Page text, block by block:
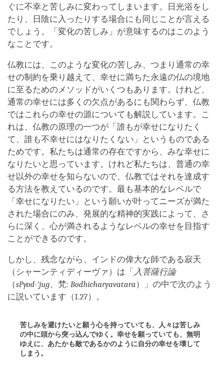
ぐに不幸と苦しみに変わってしまいます。日光浴をし
たり、日陰に入ったりする場合にも同じことが言える
でしょう。「変化の苦しみ」が意味するのはこのよう
なことです。
仏教には、このような変化の苦しみ、つまり通常の幸
せの制約を乗り越えて、幸せに満ちた永遠の仏の境地
に至るためのメソッドがいくつもあります。けれど、
通常の幸せには多くの欠点があるにも関わらず、仏教
ではこれらの幸せの源についても解説しています。こ
れは、仏教の原理の一つが「誰もが幸せになりたく
て、誰も不幸せにはなりたくない」というものである
ためです。私たちは通常の存在ですから、みな幸せに
なりたいと思っています。けれど私たちは、普通の幸
せ以外の幸せを知らないので、仏教ではそれを達成す
る方法を教えているのです。最も基本的なレベルで
「幸せになりたい」という願いが叶ってニーズが満た
された場合にのみ、発展的な精神的実践によって、さ
らに深く、心が満されるようなレベルの幸せを目指す
ことができるのです。
しかし、残念ながら、インドの偉大な師である寂天
（シャーンティディーヴァ）は「 入菩薩行論
（sPyod-‘jug、梵: Bodhicharyavatara）」の中で次のよう
に説いています（I.27）。
苦しみを避けたいと願う心を持っていても、人々は苦しみ
の中に頭から突っ込んでゆく。幸せを願っていても、無明
ゆえに、あたかも敵であるかのように自分の幸せを壊して
しまう。